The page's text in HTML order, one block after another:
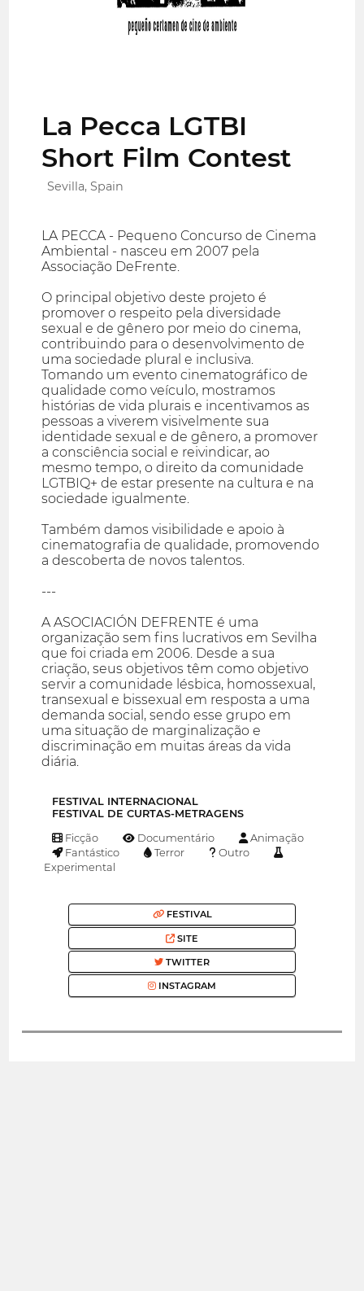
La Pecca LGTBI
Short Film Contest
Sevilla, Spain
LA PECCA - Pequeno Concurso de Cinema
Ambiental - nasceu em 2007 pela
Associação DeFrente.
O principal objetivo deste projeto é
promover o respeito pela diversidade
sexual e de gênero por meio do cinema,
contribuindo para o desenvolvimento de
uma sociedade plural e inclusiva.
Tomando um evento cinematográfico de
qualidade como veículo, mostramos
histórias de vida plurais e incentivamos as
pessoas a viverem visivelmente sua
identidade sexual e de gênero, a promover
a consciência social e reivindicar, ao
mesmo tempo, o direito da comunidade
LGTBIQ+ de estar presente na cultura e na
sociedade igualmente.
Também damos visibilidade e apoio à
cinematografia de qualidade, promovendo
a descoberta de novos talentos.
---
A ASOCIACIÓN DEFRENTE é uma
organização sem fins lucrativos em Sevilha
que foi criada em 2006. Desde a sua
criação, seus objetivos têm como objetivo
servir a comunidade lésbica, homossexual,
transexual e bissexual em resposta a uma
demanda social, sendo esse grupo em
uma situação de marginalização e
discriminação em muitas áreas da vida
diária.
FESTIVAL INTERNACIONAL
FESTIVAL DE CURTAS-METRAGENS
Ficção Documentário
Animação
Fantástico
Terror
Outro
Experimental
FESTIVAL
SITE
TWITTER
INSTAGRAM